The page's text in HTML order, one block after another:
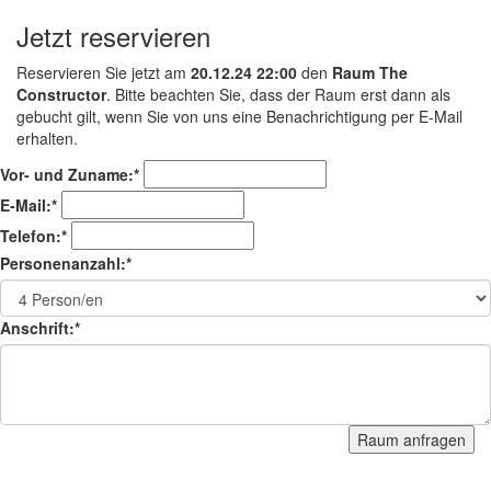
Jetzt reservieren
Reservieren Sie jetzt am 20.12.24 22:00 den Raum The
Constructor. Bitte beachten Sie, dass der Raum erst dann als
gebucht gilt, wenn Sie von uns eine Benachrichtigung per E-Mail
erhalten.
Vor- und Zuname:*
E-Mail:*
Telefon:*
Personenanzahl:*
Anschrift:*
Raum anfragen